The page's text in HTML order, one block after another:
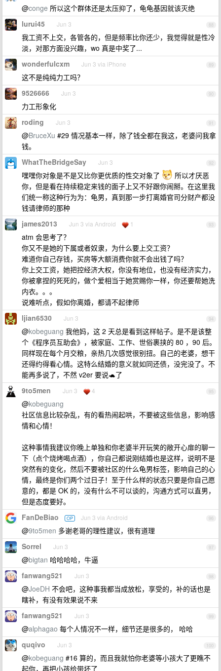
@conge 所以这个群体还是太压抑了，龟龟基因就该灭绝
88
lurui45 Jun 3
我工资不上交，各管各的，但是频率比你还少，我觉得就是性冷
淡，对那方面没兴趣，wo 真是中奖了...
89
wonderfulcxm Jun 3 via iPhone
这不是纯纯力工吗？
90
9526666 Jun 3
力工形象化
91
roding Jun 3
@BruceXu #29 情况基本一样，除了钱全都在我这，老婆问我拿
钱。
92
WhatTheBridgeSay Jun 3
嘿嘿你对象是不是又比你更优质的性交对象了
所以才厌恶
你，但是看在持续稳定来钱的面子上又不好跟你闹掰。在这里我
们统一称这种行为为：龟男，真到那一步打离婚官司分财产都没
钱请律师的那种
93
james2013 Jun 3 via Android 1
atm 会思考了？
你又不是她的下属或者奴隶，为什么要上交工资？
难道你自己存钱，买房等大额消费你就不会出钱了吗？
你上交工资，她把控经济大权，你没有地位，也没有经济实力，
你被拿捏的死死的，做个爱相当于她赏赐你一样，你还要帮她洗
内衣。。。
说难听点，假如你离婚，都请不起律师
94
ljian6530 Jun 3
@kobeguang 我他妈，这 2 天总是看到这样帖子。是不是该整
个《程序员互助会》，被家庭、工作、世俗裹挟的 80 ，90 后。
同样现在每个月交粮，亲热几次感觉很别扭。自己的老婆，想干
还得约得看心情。这特么结婚的意义就如同还债，没完没了。不
能再多说了，不然 v2er 要说🐢了
95
9to5men Jun 3 4
@kobeguang
社区信息比较杂乱，有的看热闹起哄，不要被这些信息，影响感
情和心情！
这种事情我建议你晚上单独和你老婆半开玩笑的敞开心扉的聊一
下（点个烧烤喝点酒），你自己都说刚结婚也是这样，说明不是
突然有的变化，然后不要被社区的什么龟男标签，影响自己的心
情，最终是你们两个过日子！至于什么样的状态只要是你自己愿
意的，都是 OK 的，没有什么不可以谈的，沟通方式可以直男，
但是态度要好。
96
FanDeBiao OP Jun 3 via Android
@9to5men 多谢老哥的理性建议，很有道理
97
Sorrel Jun 3
@bigtan 哈哈哈哈，牛逼
98
fanwang521 Jun 3
@JoeDH 不会吧，这种事我都当成放松，享受的，补的话也是
瞎补，有没有效果说不来
99
fanwang521 Jun 3
@alphagao 每个人情况不一样，细节还是很多的， 哈哈
100
quqivo Jun 3
@kobeguang #16 算的，而且我就怕你老婆等小孩大了更瞧不
起你，再把小孩给带坏了